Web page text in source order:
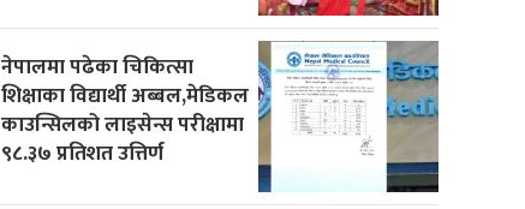
नेपालमा पढेका चिकित्सा
शिक्षाका विद्यार्थी अब्बल,मेडिकल
काउन्सिलको लाइसेन्स परीक्षामा
९८.३७ प्रतिशत उत्तिर्ण